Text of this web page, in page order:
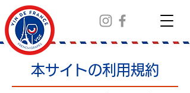
本サイトの利用規約